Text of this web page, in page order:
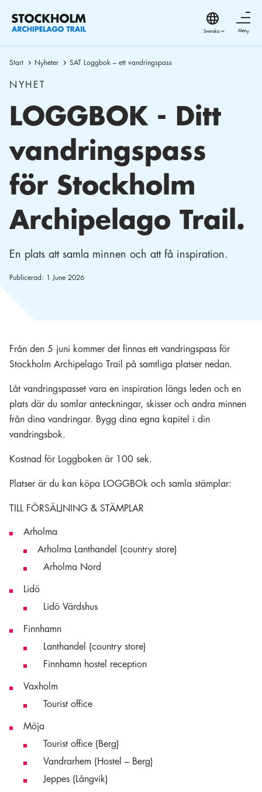
Meny
Start Nyheter SAT Loggbok – ett vandringspass
NYHET
LOGGBOK - Ditt
vandringspass
för Stockholm
Archipelago Trail.
En plats att samla minnen och att få inspiration.
Publicerad: 1 June 2026
Från den 5 juni kommer det finnas ett vandringspass för
Stockholm Archipelago Trail på samtliga platser nedan.
Låt vandringspasset vara en inspiration längs leden och en
plats där du samlar anteckningar, skisser och andra minnen
från dina vandringar. Bygg dina egna kapitel i din
vandringsbok.
Kostnad för Loggboken är 100 sek.
Platser är du kan köpa LOGGBOk och samla stämplar:
TILL FÖRSÄLJNING & STÄMPLAR
Arholma
Arholma Lanthandel (country store)
Arholma Nord
Lidö
Lidö Värdshus
Finnhamn
Lanthandel (country store)
Finnhamn hostel reception
Vaxholm
Tourist office
Möja
Tourist office (Berg)
Vandrarhem (Hostel – Berg)
Jeppes (Långvik)